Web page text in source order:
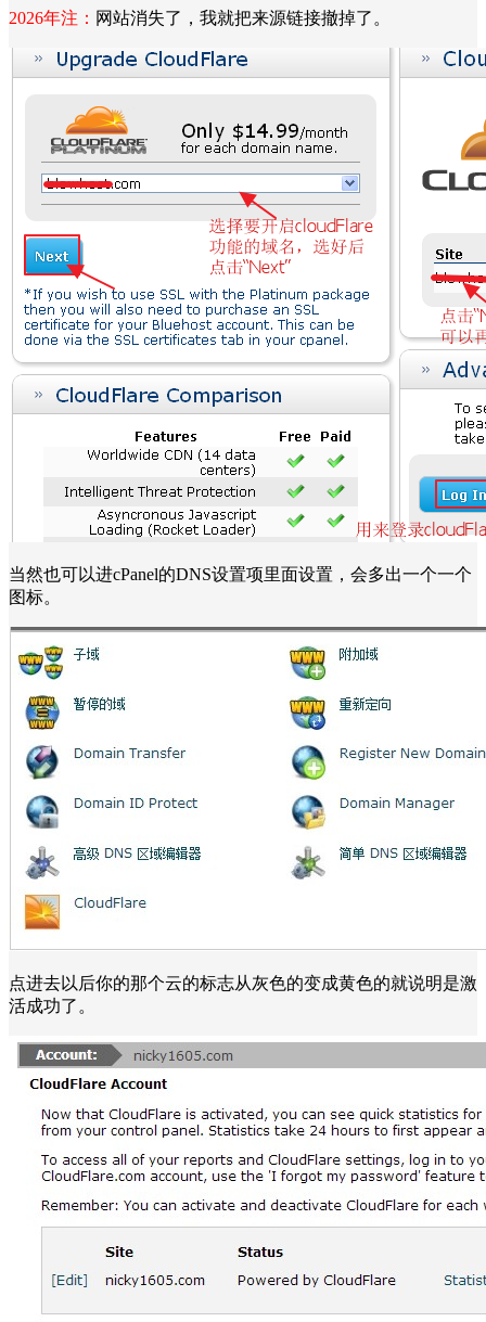
2026年注： 网站消失了，我就把来源链接撤掉了。
当然也可以进cPanel的DNS设置项里面设置，会多出一个一个
图标。
点进去以后你的那个云的标志从灰色的变成黄色的就说明是激
活成功了。